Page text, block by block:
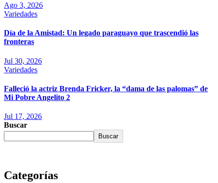
Ago 3, 2026
Variedades
Día de la Amistad: Un legado paraguayo que trascendió las
fronteras
Jul 30, 2026
Variedades
Falleció la actriz Brenda Fricker, la “dama de las palomas” de
Mi Pobre Angelito 2
Jul 17, 2026
Buscar
Buscar
Categorías